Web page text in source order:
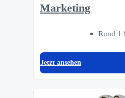
Marketing
Rund 1
Jetzt ansehen